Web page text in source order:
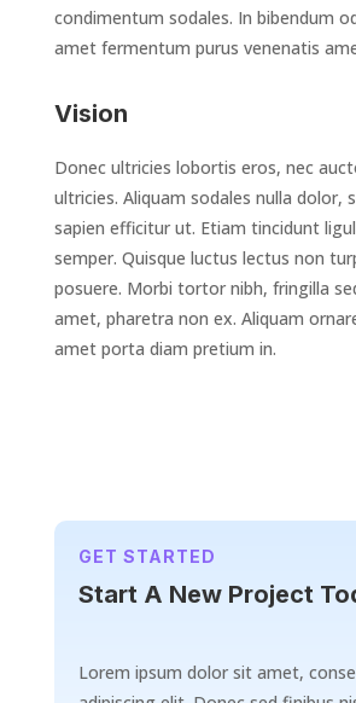
condimentum sodales. In bibendum
amet fermentum purus venenatis
Vision
Donec ultricies lobortis eros, nec
ultricies. Aliquam sodales nulla dolor,
sapien efficitur ut. Etiam tincidunt
semper. Quisque luctus lectus non
posuere. Morbi tortor nibh, fringilla
amet, pharetra non ex. Aliquam
amet porta diam pretium in.
GET STARTED
Start A New Project
Lorem ipsum dolor sit amet,